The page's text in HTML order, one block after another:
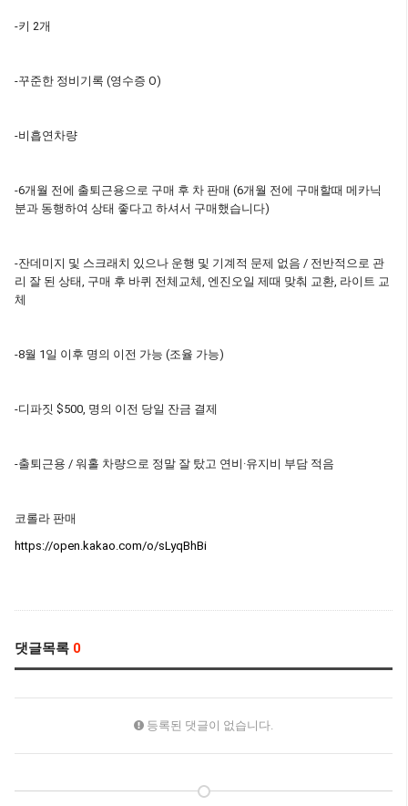
-키 2개
-꾸준한 정비기록 (영수증 O)
-비흡연차량
-6개월 전에 출퇴근용으로 구매 후 차 판매 (6개월 전에 구매할때 메카닉
분과 동행하여 상태 좋다고 하셔서 구매했습니다)
-잔데미지 및 스크래치 있으나 운행 및 기계적 문제 없음 / 전반적으로 관
리 잘 된 상태, 구매 후 바퀴 전체교체, 엔진오일 제때 맞춰 교환, 라이트 교
체
-8월 1일 이후 명의 이전 가능 (조율 가능)
-디파짓 $500, 명의 이전 당일 잔금 결제
-출퇴근용 / 워홀 차량으로 정말 잘 탔고 연비·유지비 부담 적음
코롤라 판매
https://open.kakao.com/o/sLyqBhBi
댓글목록 0
등록된 댓글이 없습니다.